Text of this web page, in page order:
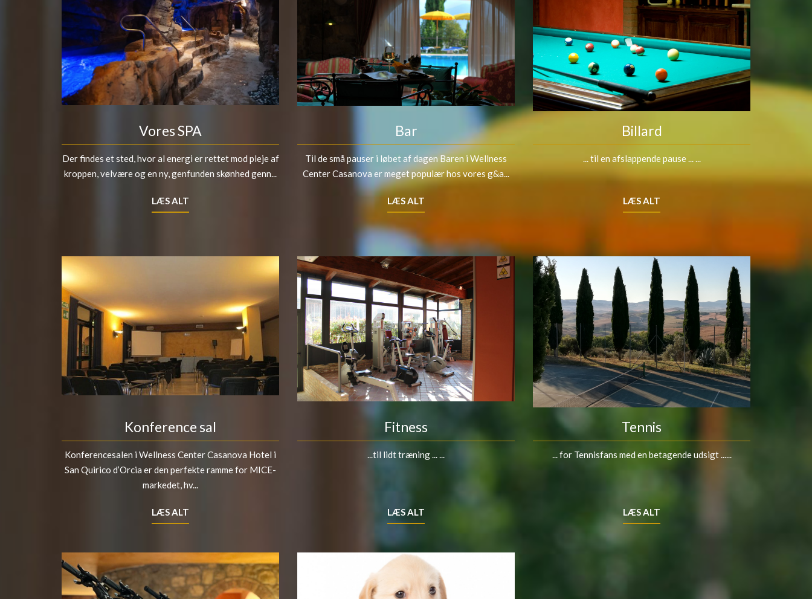
Vores SPA
Der findes et sted, hvor al energi er rettet mod pleje af
kroppen, velvære og en ny, genfunden skønhed genn...
LÆS ALT
Bar
Til de små pauser i løbet af dagen Baren i Wellness
Center Casanova er meget populær hos vores g&a...
LÆS ALT
Billard
... til en afslappende pause ... ...
LÆS ALT
Konference sal
Konferencesalen i Wellness Center Casanova Hotel i
San Quirico d’Orcia er den perfekte ramme for MICE-
markedet, hv...
LÆS ALT
Fitness
...til lidt træning ... ...
LÆS ALT
Tennis
... for Tennisfans med en betagende udsigt ......
LÆS ALT